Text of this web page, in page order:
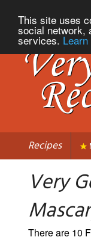
This site uses
social network,
services.
Recipes
Very
There are 10